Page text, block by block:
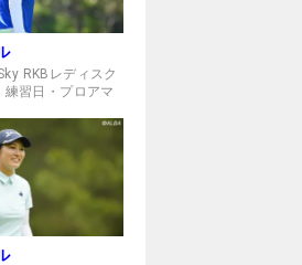
RKBレディスク
練習日・プロアマ